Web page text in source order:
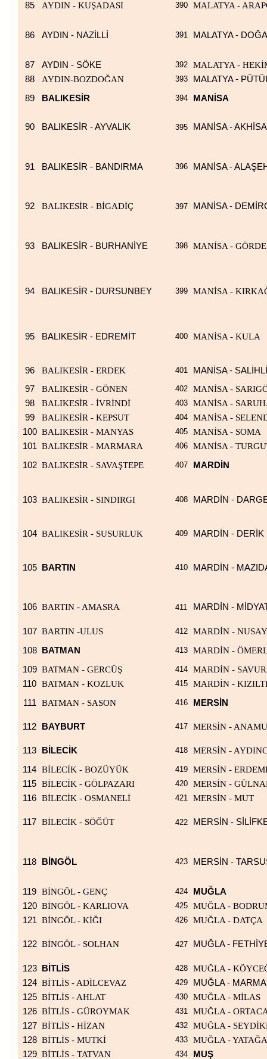
85 AYDIN - KUŞADASI 390 MALATYA -
86 AYDIN - NAZİLLİ 391 MALATYA -
87 AYDIN - SÖKE 392
MALATYA -
88
AYDIN-BOZDOĞAN 393
MALATYA -
89
BALIKESİR 394 MANİSA
90 BALIKESİR - AYVALIK 395 MANİSA -
91 BALIKESİR - BANDIRMA 396 MANİSA -
92 BALIKESİR - BİGADİÇ 397 MANİSA -
93 BALIKESİR - BURHANİYE 398 MANİSA -
94 BALIKESİR - DURSUNBEY 399 MANİSA -
95 BALIKESİR - EDREMİT 400 MANİSA - KULA
96 BALIKESİR - ERDEK 401
MANİSA - SALİHLİ
97
BALIKESİR - GÖNEN 402
MANİSA -
98
BALIKESİR - İVRİNDİ 403
MANİSA -
99
BALIKESİR - KEPSUT 404
MANİSA -
100 BALIKESİR - MANYAS 405
MANİSA - SOMA
101 BALIKESİR - MARMARA 406
MANİSA -
102 BALIKESİR - SAVAŞTEPE 407 MARDİN
103 BALIKESİR - SINDIRGI 408 MARDİN -
104 BALIKESİR - SUSURLUK 409 MARDİN - DERİK
105 BARTIN 410 MARDİN -
106 BARTIN - AMASRA 411 MARDİN -
107 BARTIN -ULUS 412
MARDİN -
108
BATMAN 413
MARDİN -
109 BATMAN - GERCÜŞ 414
MARDİN - SAVUR
110 BATMAN - KOZLUK 415
MARDİN -
111
BATMAN - SASON 416 MERSİN
112 BAYBURT 417 MERSİN -
113 BİLECİK 418
MERSİN -
114 BİLECİK - BOZÜYÜK 419
MERSİN -
115 BİLECİK - GÖLPAZARI 420
MERSİN -
116 BİLECİK - OSMANELİ 421 MERSİN - MUT
117 BİLECİK - SÖĞÜT 422 MERSİN -
118 BİNGÖL 423 MERSİN -
119 BİNGÖL - GENÇ 424
MUĞLA
120 BİNGÖL - KARLIOVA 425
MUĞLA -
121 BİNGÖL - KİĞI 426 MUĞLA - DATÇA
122 BİNGÖL - SOLHAN 427 MUĞLA -
123 BİTLİS 428
MUĞLA -
124 BİTLİS - ADİLCEVAZ 429
MUĞLA -
125 BİTLİS - AHLAT 430
MUĞLA - MİLAS
126 BİTLİS - GÜROYMAK 431
MUĞLA -
127 BİTLİS - HİZAN 432
MUĞLA -
128 BİTLİS - MUTKİ 433
MUĞLA -
129 BİTLİS - TATVAN 434 MUŞ